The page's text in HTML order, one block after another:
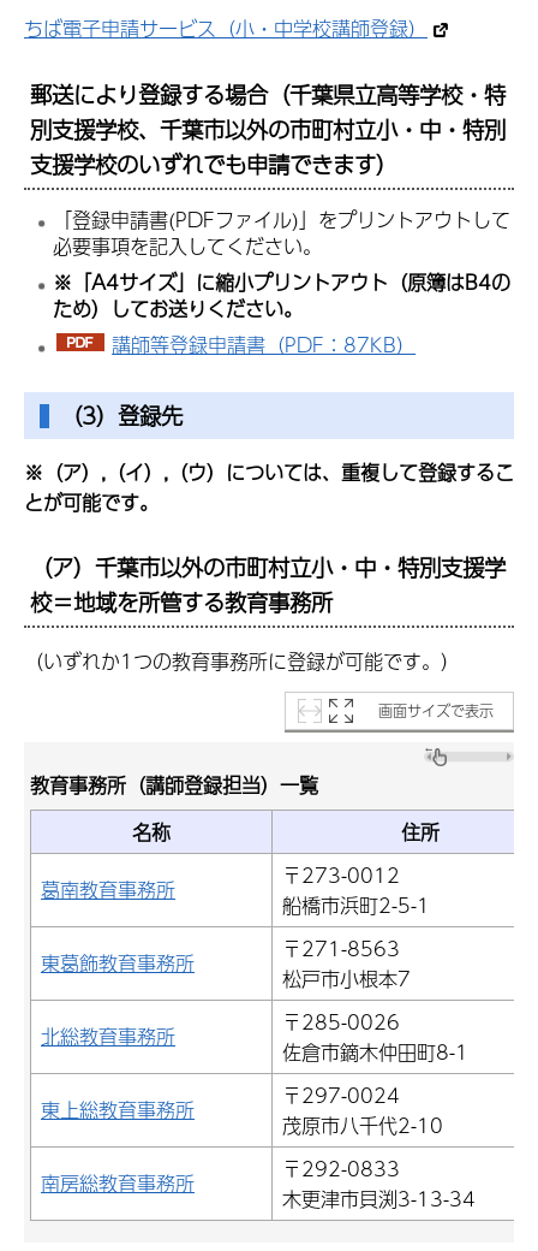
ちば電子申請サービス（小・中学校講師登録）
郵送により登録する場合（千葉県立高等学校・特
別支援学校、千葉市以外の市町村立小・中・特別
支援学校のいずれでも申請できます）
「登録申請書(PDFファイル)」をプリントアウトして
必要事項を記入してください。
※「A4サイズ」に縮小プリントアウト（原簿はB4の
ため）してお送りください。
講師等登録申請書（PDF：87KB）
（3）登録先
※（ア）,（イ）,（ウ）については、重複して登録するこ
とが可能です。
（ア）千葉市以外の市町村立小・中・特別支援学
校＝地域を所管する教育事務所
（いずれか1つの教育事務所に登録が可能です。）
画面サイズで表示
教育事務所（講師登録担当）一覧
名称
住所
葛南教育事務所
〒273-0012
船橋市浜町2-5-1
東葛飾教育事務所
〒271-8563
松戸市小根本7
北総教育事務所
〒285-0026
佐倉市鏑木仲田町8-1
東上総教育事務所
〒297-0024
茂原市八千代2-10
南房総教育事務所
〒292-0833
木更津市貝渕3-13-34